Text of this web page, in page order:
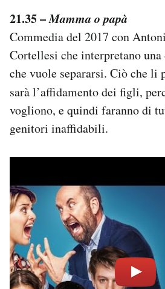
21.35 –Mamma o papà
Commedia del 2017 con
Cortellesi che interpretano
che vuole separarsi. Ciò che li
sarà l’affidamento dei figli,
vogliono, e quindi faranno di
genitori inaffidabili.